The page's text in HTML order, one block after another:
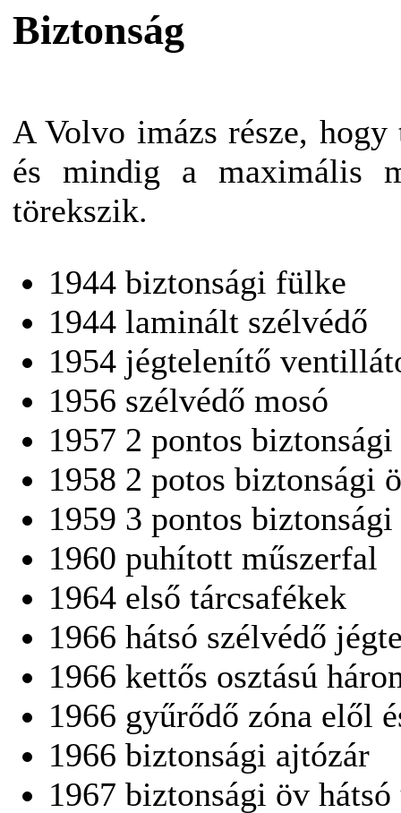
Biztonság
A Volvo imázs része,
és mindig a maximális
törekszik.
1944 biztonsági fülke
1944 laminált szélvédő
1954 jégtelenítő
1956 szélvédő mosó
1957 2 pontos
1958 2 potos biztonsági
1959 3 pontos
1960 puhított műszerfal
1964 első tárcsafékek
1966 hátsó szélvédő
1966 kettős osztású
1966 gyűrődő zóna elől
1966 biztonsági ajtózár
1967 biztonsági öv hátsó